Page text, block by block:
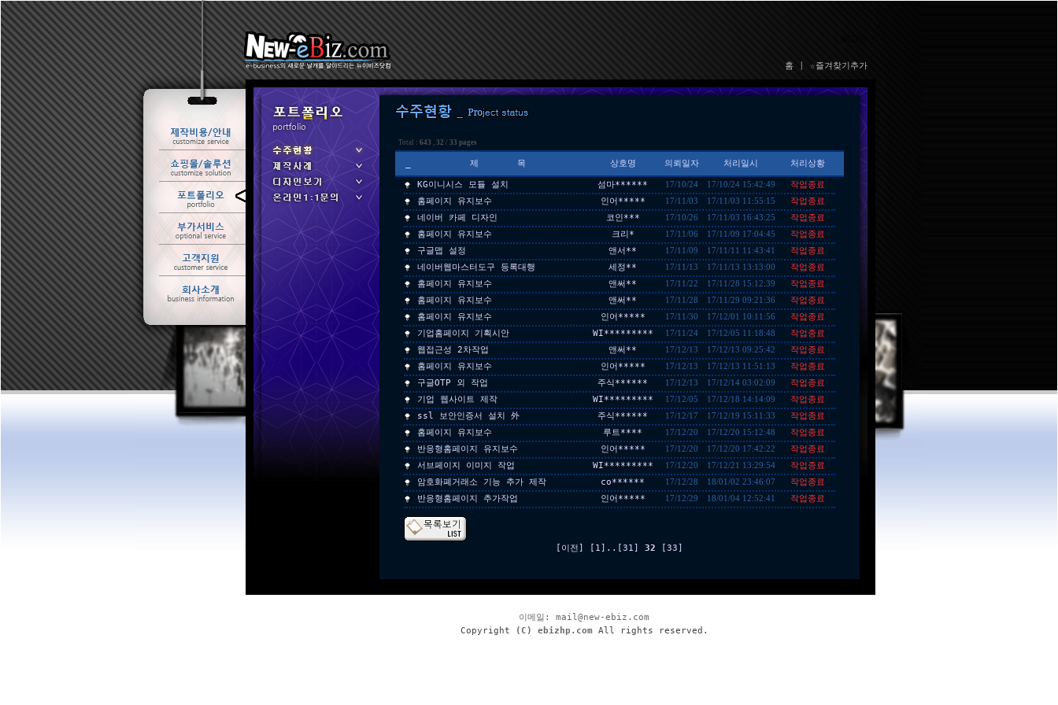
Total : 643 , 32 / 33 pages
제 목 상호명 의뢰일자 처리일시 처리상황
KG이니시스 모듈 설치 섬마****** 17/10/24 17/10/24 15:42:49
작업종료
홈페이지 유지보수
인어***** 17/11/03 17/11/03 11:55:15
작업종료
네이버 카페 디자인
코인*** 17/10/26 17/11/03 16:43:25
작업종료
홈페이지 유지보수
크리* 17/11/06 17/11/09 17:04:45
작업종료
구글맵 설정
앤서** 17/11/09 17/11/11 11:43:41
작업종료
네이버웹마스터도구 등록대행
세정** 17/11/13 17/11/13 13:13:00
작업종료
홈페이지 유지보수
앤써** 17/11/22 17/11/28 15:12:39
작업종료
홈페이지 유지보수
앤써** 17/11/28 17/11/29 09:21:36
작업종료
홈페이지 유지보수
인어***** 17/11/30 17/12/01 10:11:56
작업종료
기업홈페이지 기획시안
WI********* 17/11/24 17/12/05 11:18:48
작업종료
웹접근성 2차작업
앤써** 17/12/13 17/12/13 09:25:42
작업종료
홈페이지 유지보수
인어***** 17/12/13 17/12/13 11:51:13
작업종료
구글OTP 외 작업
주식****** 17/12/13 17/12/14 03:02:09
작업종료
기업 웹사이트 제작
WI********* 17/12/05 17/12/18 14:14:09
작업종료
ssl 보안인증서 설치 外
주식****** 17/12/17 17/12/19 15:11:33
작업종료
홈페이지 유지보수
루트**** 17/12/20 17/12/20 15:12:48
작업종료
반응형홈페이지 유지보수
인어***** 17/12/20 17/12/20 17:42:22
작업종료
서브페이지 이미지 작업
WI********* 17/12/20 17/12/21 13:29:54
작업종료
암호화폐거래소 기능 추가 제작
co****** 17/12/28 18/01/02 23:46:07
작업종료
반응형홈페이지 추가작업
인어***** 17/12/29 18/01/04 12:52:41 작업종료
[이전] [1] .. [31] 32 [33]
이메일: mail@new-ebiz.com
Copyright
(C) ebizhp.comAll rights reserved.
홈 ☆즐겨찾기추가
ㆍ 수주현황
ㆍ 제작사례